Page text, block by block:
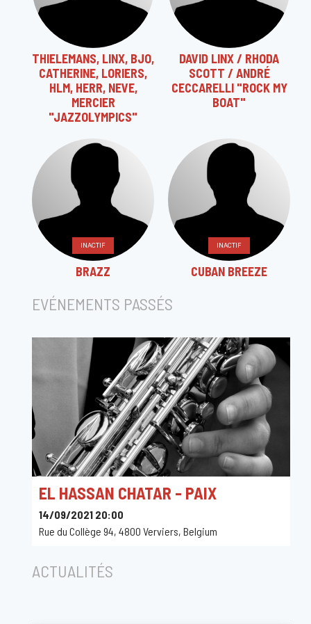
THIELEMANS, LINX, BJO,
CATHERINE, LORIERS,
HLM, HERR, NEVE,
MERCIER
"JAZZOLYMPICS"
DAVID LINX / RHODA
SCOTT / ANDRÉ
CECCARELLI "ROCK MY
BOAT"
INACTIF
BRAZZ
INACTIF
CUBAN BREEZE
EVÉNEMENTS PASSÉS
EL HASSAN CHATAR - PAIX
14/09/2021 20:00
Rue du Collège 94, 4800 Verviers, Belgium
ACTUALITÉS